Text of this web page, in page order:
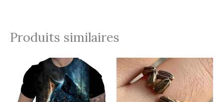
Produits similaires